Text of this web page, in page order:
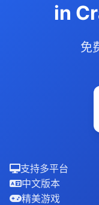
in
免
支持多平台
中文版本
精美游戏